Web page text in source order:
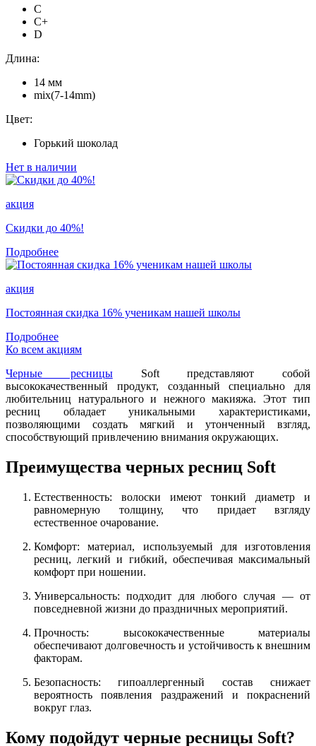
C
C+
D
Длина:
14 мм
mix(7-14mm)
Цвет:
Горький шоколад
Нет в наличии
акция
Скидки до 40%!
Подробнее
акция
Постоянная скидка 16% ученикам нашей школы
Подробнее
Ко всем акциям
Черные ресницыSoft представляют собой
высококачественный продукт, созданный специально для
любительниц натурального и нежного макияжа. Этот тип
ресниц обладает уникальными характеристиками,
позволяющими создать мягкий и утонченный взгляд,
способствующий привлечению внимания окружающих.
Преимущества черных ресниц Soft
Естественность: волоски имеют тонкий диаметр и
равномерную толщину, что придает взгляду
естественное очарование.
Комфорт: материал, используемый для изготовления
ресниц, легкий и гибкий, обеспечивая максимальный
комфорт при ношении.
Универсальность: подходит для любого случая — от
повседневной жизни до праздничных мероприятий.
Прочность: высококачественные материалы
обеспечивают долговечность и устойчивость к внешним
факторам.
Безопасность: гипоаллергенный состав снижает
вероятность появления раздражений и покраснений
вокруг глаз.
Кому подойдут черные ресницы Soft?